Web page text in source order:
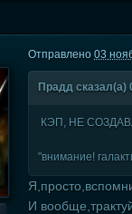
Отправлено03
Прадд сказал(а)
КЭП, НЕ
"внимание!
И